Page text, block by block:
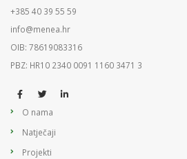
+385 40 39 55 59
info@menea.hr
OIB: 78619083316
PBZ: HR10 2340 0091 1160 3471 3
O nama
Natječaji
Projekti